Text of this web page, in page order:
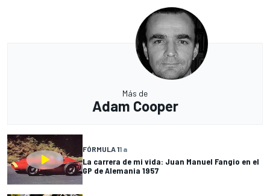
Más de
Adam Cooper
FÓRMULA 11 a
La carrera de mi vida: Juan Manuel Fangio en el
GP de Alemania 1957